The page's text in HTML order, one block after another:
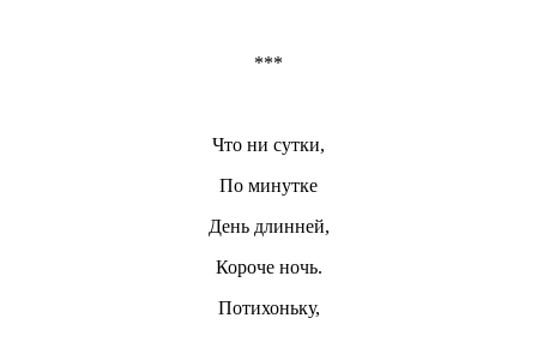
***
Что ни сутки,
По минутке
День длинней,
Короче ночь.
Потихоньку,